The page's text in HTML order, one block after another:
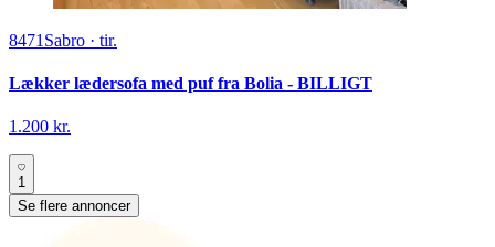
8471 Sabro · tir.
Lækker lædersofa med puf fra Bolia - BILLIGT
1.200 kr.
1
Se flere annoncer